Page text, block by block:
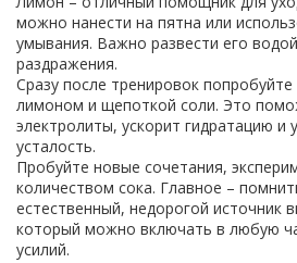
можно нанести на пятна или
умывания. Важно развести его
раздражения.
Сразу после тренировок
лимоном и щепоткой соли. Это
электролиты, ускорит гидратацию
усталость.
Пробуйте новые сочетания,
количеством сока. Главное –
естественный, недорогой источник
который можно включать в любую
усилий.